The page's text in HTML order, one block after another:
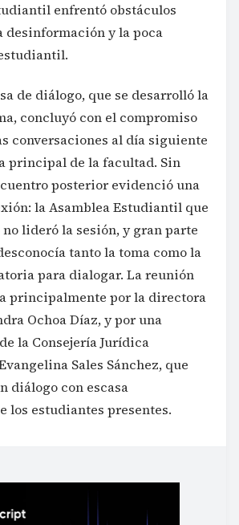
enfrentó obstáculos
desinformación y la poca
de diálogo, que se desarrolló la
concluyó con el compromiso
conversaciones al día siguiente
principal de la facultad. Sin
posterior evidenció una
la Asamblea Estudiantil que
lideró la sesión, y gran parte
tanto la toma como la
para dialogar. La reunión
principalmente por la directora
Ochoa Díaz, y por una
la Consejería Jurídica
Sales Sánchez, que
diálogo con escasa
los estudiantes presentes.